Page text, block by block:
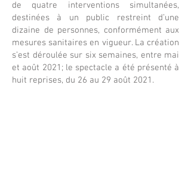
de quatre interventions simultanées,
destinées à un public restreint d’une
dizaine de personnes, conformément aux
mesures sanitaires en vigueur. La création
s’est déroulée sur six semaines, entre mai
et août 2021; le spectacle a été présenté à
huit reprises, du 26 au 29 août 2021.